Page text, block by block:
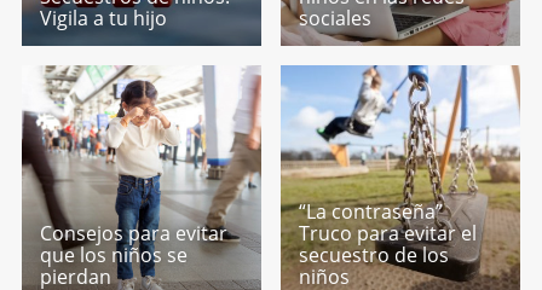
Vigila a tu hijo
sociales
Consejos para evitar
que los niños se
pierdan
“La contraseña”
Truco para evitar el
secuestro de los
niños